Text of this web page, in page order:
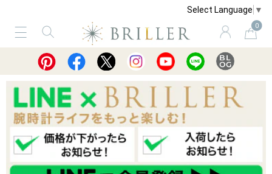
Select Language ▼
0
サービス ショッピングガイド 買取